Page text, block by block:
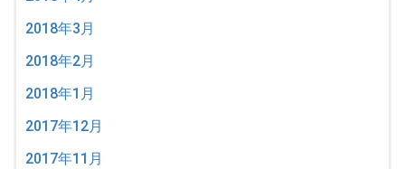
2018年3月
2018年2月
2018年1月
2017年12月
2017年11月